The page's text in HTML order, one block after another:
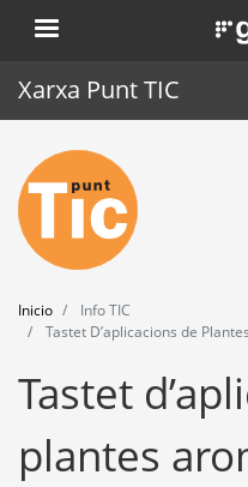
.
Xarxa Punt TIC
Inicio
Punt TIC
Actualidad
Agenda
Formación
Herramientas
Inicio
Info TIC
Tastet D’aplicacions de
Tastet
plantes